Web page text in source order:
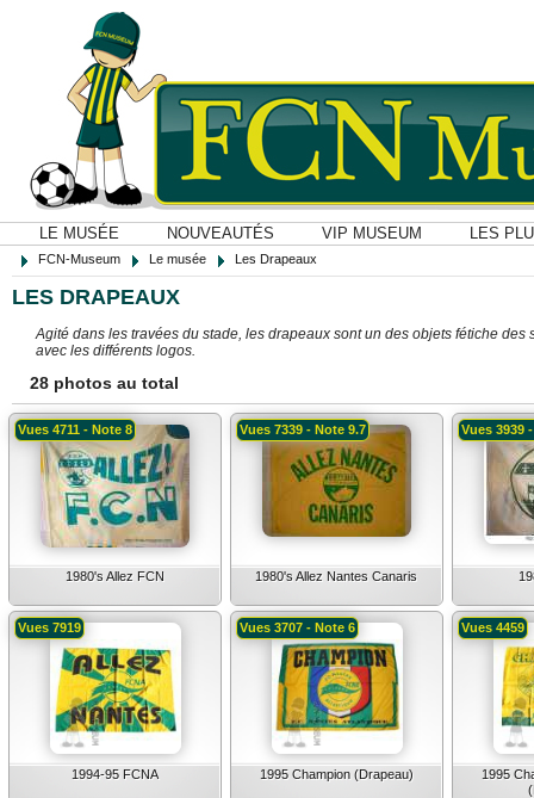
LE MUSÉE NOUVEAUTÉS VIP MUSEUM LES
FCN-Museum Le musée Les Drapeaux
LES DRAPEAUX
Agité dans les travées du stade, les drapeaux sont un des objets fétiche
avec les différents logos.
28 photos au total
1980's Allez FCN
Vues 4711 - Note 8
1980's Allez Nantes Canaris
Vues 7339 - Note 9.7 Vues 3939
1994-95 FCNA
Vues 7919
1995 Champion (Drapeau)
Vues 3707 - Note 6
1995
Vues 4459